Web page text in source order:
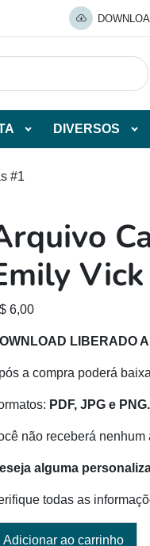
DIVERSOS
#1
6,00
LIBERADO
a compra poderá
PDF, JPG e PNG.
não receberá
alguma
todas as
Adicionar ao carrinho